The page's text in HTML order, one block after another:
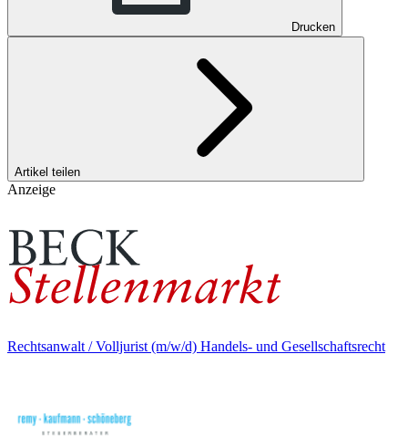
Drucken
Artikel teilen
Anzeige
Rechtsanwalt / Volljurist (m/w/d) Handels- und Gesellschaftsrecht